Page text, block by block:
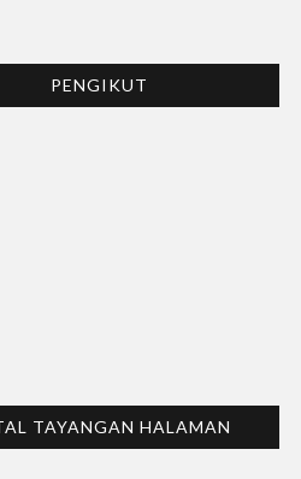
PENGIKUT
TAYANGAN HALAMAN